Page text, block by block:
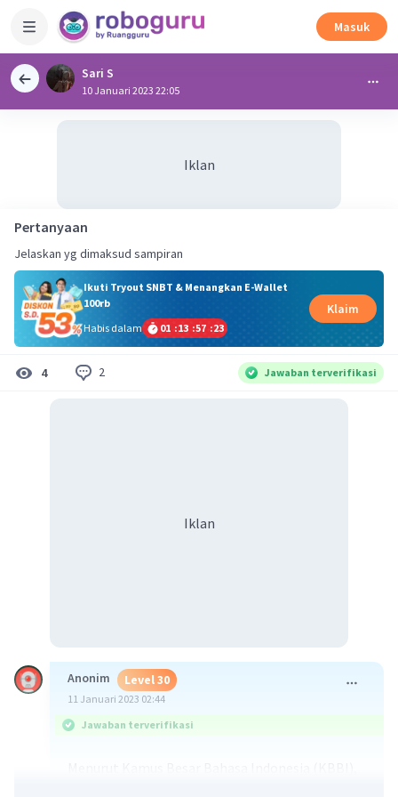
Masuk
Sari S
10 Januari 2023 22:05
Iklan
Pertanyaan
Jelaskan yg dimaksud sampiran
Ikuti Tryout SNBT & Menangkan E-Wallet
100rb
Habis dalam
01 :13 :57 :23
Klaim
4 2 Jawaban terverifikasi
Iklan
Anonim Level 30
11 Januari 2023 02:44
Jawaban terverifikasi